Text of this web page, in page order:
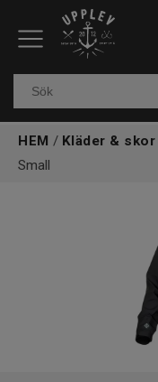
Fiskeredskap
Kläder & skor
HEM / Kläder & skor
Small